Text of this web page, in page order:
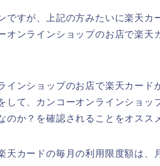
ですが、上記の方みたいに楽天カ
オンラインショップのお店で楽天
インショップのお店で楽天カード
して、カンコーオンラインショッ
のか？を確認されることをオスス
天カードの毎月の利用限度額は、